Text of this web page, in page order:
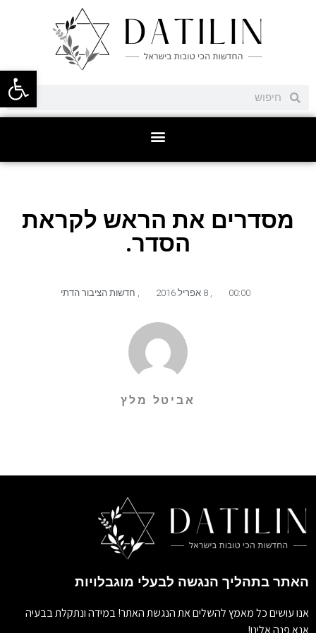
פתח
מסדרים את הראש לקראת
הסדר.
00:00
, 8 אפריל 2016 , חדשות הציבור הדתי
אביטל מלץ
האתר בתהליך הנגשה לבעלי מוגבלויות
אנו עושים כל מאמץ להשלים את הנגשת האתר! במידה ונתקלת בבעיה
אנא פנה אלינו!